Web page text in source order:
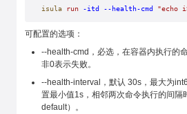
isula run -itd --health-cmd "echo
可配置的选项：
--health-cmd，必选，在容器内执行的
非0表示失败。
--health-interval，默认 30s，最大为
置最小值1s，相邻两次命令执行的间隔
default）。